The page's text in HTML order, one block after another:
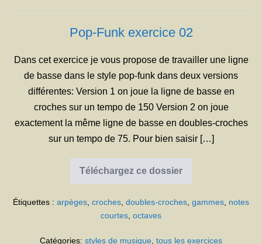
Pop-Funk exercice 02
Dans cet exercice je vous propose de travailler une ligne
de basse dans le style pop-funk dans deux versions
différentes: Version 1 on joue la ligne de basse en
croches sur un tempo de 150 Version 2 on joue
exactement la même ligne de basse en doubles-croches
sur un tempo de 75. Pour bien saisir […]
Téléchargez ce dossier
Pop-
Funk
02
Étiquettes : arpèges, croches, doubles-croches, gammes, notes
courtes, octaves
Catégories: styles de musique, tous les exercices